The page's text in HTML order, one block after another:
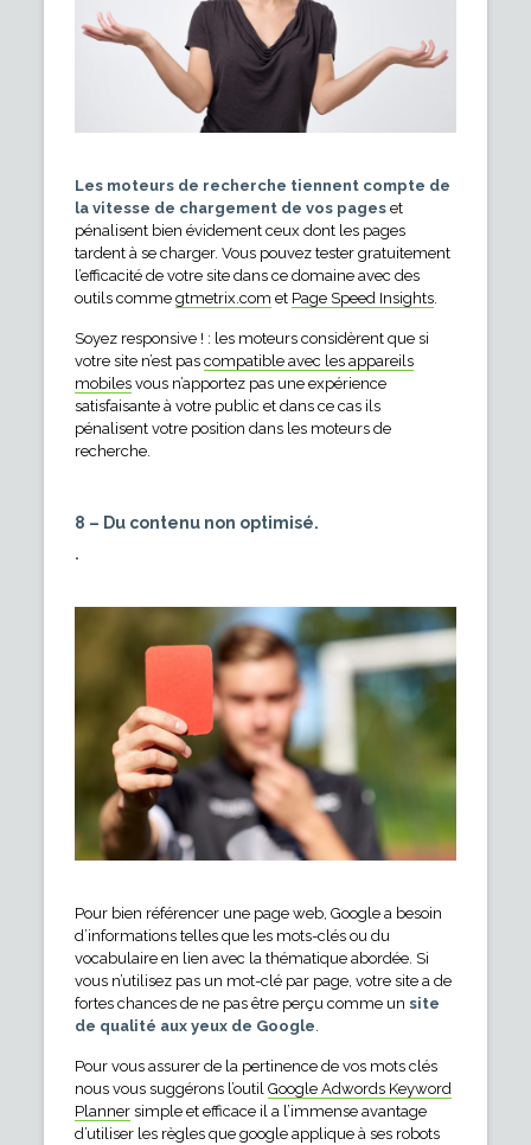
Les moteurs de recherche tiennent compte de
la vitesse de chargement de vos pageset
pénalisent bien évidement ceux dont les pages
tardent à se charger. Vous pouvez tester gratuitement
l’efficacité de votre site dans ce domaine avec des
outils comme gtmetrix.com et Page Speed Insights.
Soyez responsive ! : les moteurs considèrent que si
votre site n’est pas compatible avec les appareils
mobilesvous n’apportez pas une expérience
satisfaisante à votre public et dans ce cas ils
pénalisent votre position dans les moteurs de
recherche.
8 – Du contenu non optimisé.
.
Pour bien référencer une page web, Google a besoin
d’informations telles que les mots-clés ou du
vocabulaire en lien avec la thématique abordée. Si
vous n’utilisez pas un mot-clé par page, votre site a de
fortes chances de ne pas être perçu comme un site
de qualité aux yeux de Google.
Pour vous assurer de la pertinence de vos mots clés
nous vous suggérons l’outil Google Adwords Keyword
Plannersimple et efficace il a l’immense avantage
d’utiliser les règles que google applique à ses robots